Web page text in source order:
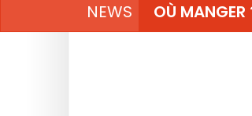
NEWS OÙ MANGER